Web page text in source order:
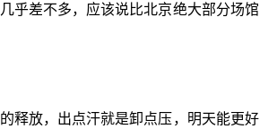
乎差不多，应该说比北京绝大部分场馆
释放，出点汗就是卸点压，明天能更好